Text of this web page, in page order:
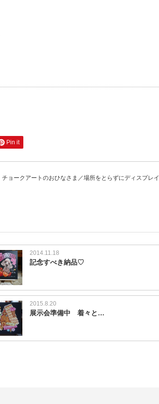
Pin it
チョークアートのおひなさま／場所をとらずにディスプレイ
2014.11.18
記念すべき納品♡
2015.8.20
展示会準備中 着々と…